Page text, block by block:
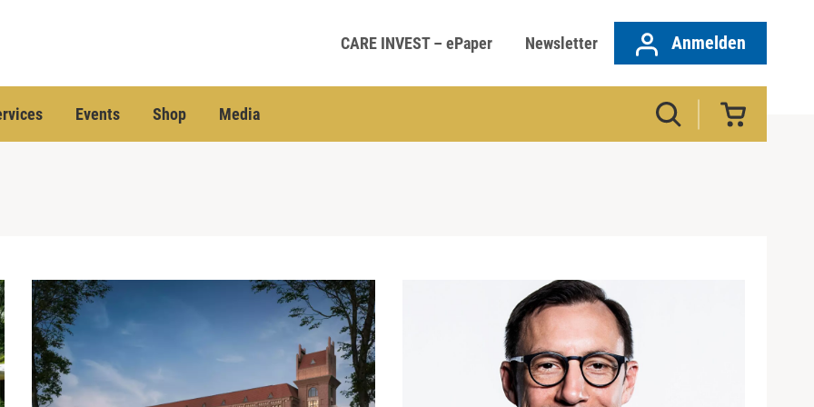
CARE INVEST – ePaper Newsletter Anmelden
Events Shop Media